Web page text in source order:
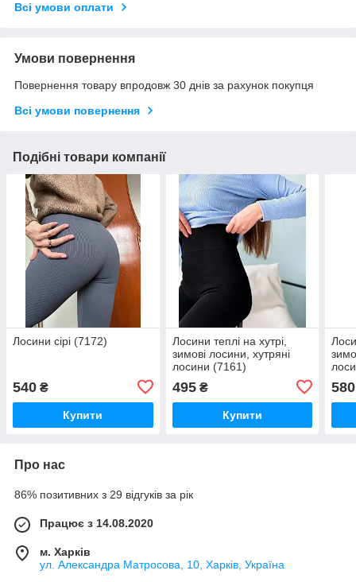
Всі умови оплати
Умови повернення
Повернення товару впродовж 30 днів за рахунок покупця
Всі умови повернення
Подібні товари компанії
Лосини сірі (7172)
540 ₴
Купити
Лосини теплі на хутрі,
зимові лосини, хутряні
лосини (7161)
495₴
Купити
580
Про нас
86% позитивних з 29 відгуків за рік
Працює з 14.08.2020
м. Харків
ул. Александра Матросова, 10, Харків, Україна